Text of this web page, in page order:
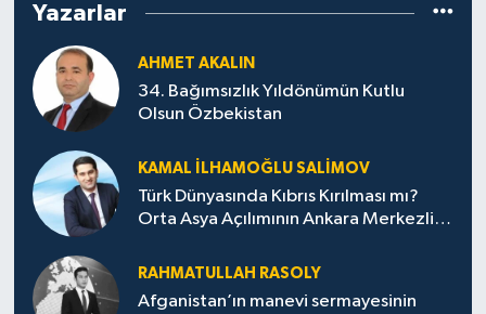
Yazarlar
AHMET AKALIN
34. Bağımsızlık Yıldönümün Kutlu
Olsun Özbekistan
KAMAL İLHAMOĞLU SALIMOV
Türk Dünyasında Kıbrıs Kırılması mı?
Orta Asya Açılımının Ankara Merkezli
RAHMATULLAH RASOLY
Afganistan’ın manevi sermayesinin